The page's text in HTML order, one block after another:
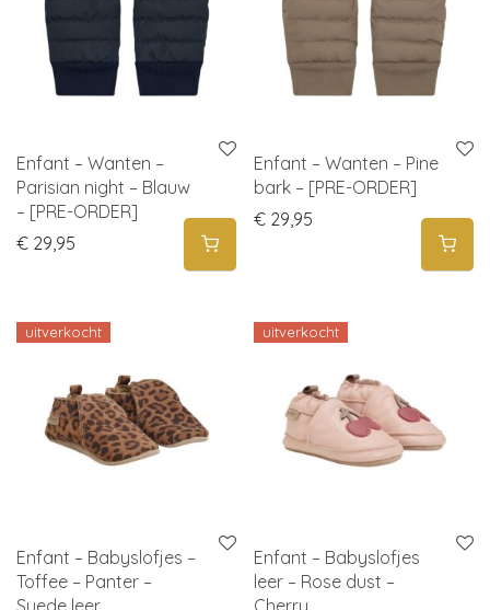
Enfant – Wanten –
Parisian night – Blauw
– [PRE-ORDER]
€ 29,95
Enfant – Wanten – Pine
bark – [PRE-ORDER]
€ 29,95
uitverkocht
Enfant – Babyslofjes –
Toffee – Panter –
Suede leer
uitverkocht
Enfant – Babyslofjes
leer – Rose dust –
Cherry